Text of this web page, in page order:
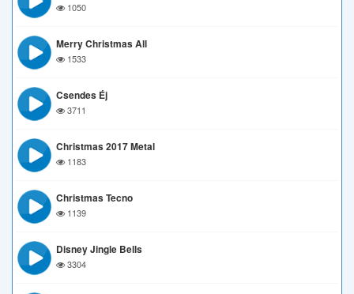
1050
Merry Christmas All
1533
Csendes Éj
3711
Christmas 2017 Metal
1183
Christmas Tecno
1139
Disney Jingle Bells
3304